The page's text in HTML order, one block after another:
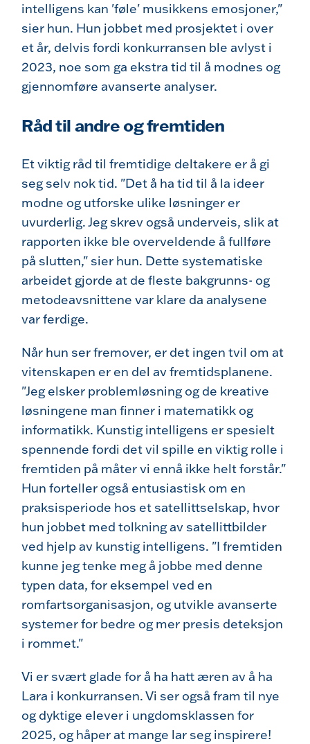
intelligens kan 'føle' musikkens emosjoner,"
sier hun. Hun jobbet med prosjektet i over
et år, delvis fordi konkurransen ble avlyst i
2023, noe som ga ekstra tid til å modnes og
gjennomføre avanserte analyser.
Råd til andre og fremtiden
Et viktig råd til fremtidige deltakere er å gi
seg selv nok tid. "Det å ha tid til å la ideer
modne og utforske ulike løsninger er
uvurderlig. Jeg skrev også underveis, slik at
rapporten ikke ble overveldende å fullføre
på slutten," sier hun. Dette systematiske
arbeidet gjorde at de fleste bakgrunns- og
metodeavsnittene var klare da analysene
var ferdige.
Når hun ser fremover, er det ingen tvil om at
vitenskapen er en del av fremtidsplanene.
"Jeg elsker problemløsning og de kreative
løsningene man finner i matematikk og
informatikk. Kunstig intelligens er spesielt
spennende fordi det vil spille en viktig rolle i
fremtiden på måter vi ennå ikke helt forstår."
Hun forteller også entusiastisk om en
praksisperiode hos et satellittselskap, hvor
hun jobbet med tolkning av satellittbilder
ved hjelp av kunstig intelligens. "I fremtiden
kunne jeg tenke meg å jobbe med denne
typen data, for eksempel ved en
romfartsorganisasjon, og utvikle avanserte
systemer for bedre og mer presis deteksjon
i rommet."
Vi er svært glade for å ha hatt æren av å ha
Lara i konkurransen. Vi ser også fram til nye
og dyktige elever i ungdomsklassen for
2025, og håper at mange lar seg inspirere!